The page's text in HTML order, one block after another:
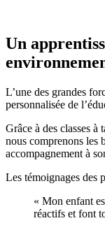
Un
L’une des grandes
personnalisée de
Grâce à des classes à
nous comprenons les
accompagnement à
Les témoignages des
« Mon enfant
réactifs et font